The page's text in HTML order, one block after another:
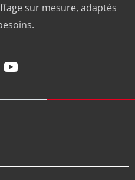
sur mesure, adaptés